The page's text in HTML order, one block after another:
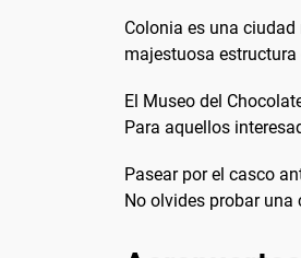
Colonia es una
majestuosa
El Museo del
Para aquellos
Pasear por el casco
No olvides probar una